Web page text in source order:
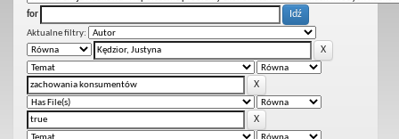
for
Aktualne filtry: